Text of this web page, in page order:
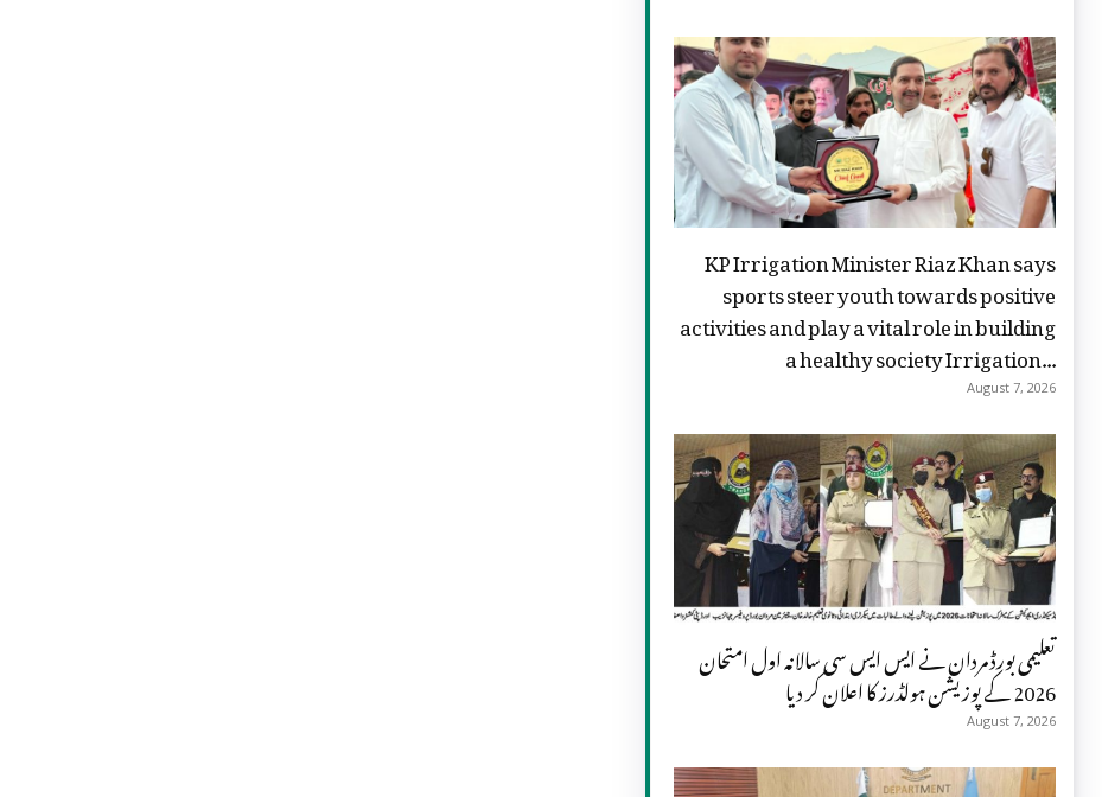
KP Irrigation Minister Riaz Khan says
sports steer youth towards positive
activities and play a vital role in building
a healthy society Irrigation...
August 7, 2026
تعلیمی بورڈ مردان نے ایس ایس سی سالانہ اول امتحان
2026 کے پوزیشن ہولڈرز کا اعلان کر دیا
August 7, 2026